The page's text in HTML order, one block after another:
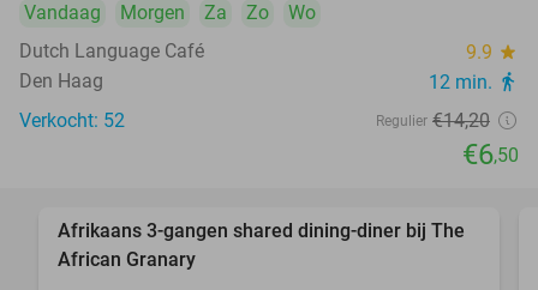
Vandaag Morgen Za Zo
Wo
Dutch Language Café
9.9 star
Den Haag 12 min. directions_walk
Verkocht: 52 Regulier €14,20
€6,50
38%
Afrikaans 3-gangen shared dining-diner bij The
African Granary